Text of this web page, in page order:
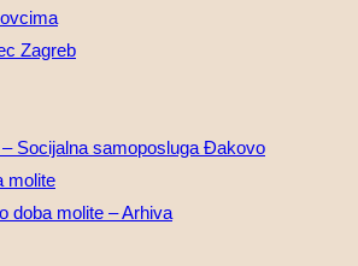
Zagreb
Socijalna samoposluga Đakovo
molite
doba molite – Arhiva